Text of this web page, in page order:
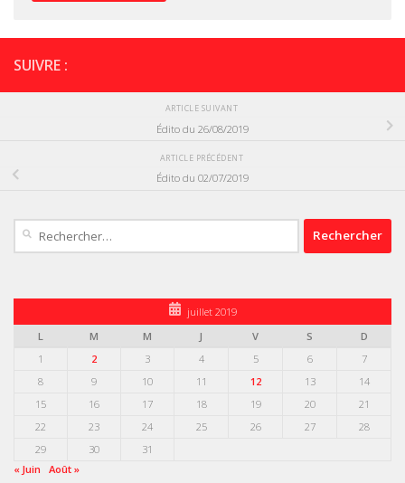
SUIVRE :
ARTICLE SUIVANT
Édito du 26/08/2019
ARTICLE PRÉCÉDENT
Édito du 02/07/2019
Rechercher :
juillet 2019
L
M M J V S
D
1
2 3 4 5 6
7
8
9 10 11 12 13
14
15
16 17 18 19 20
21
22
23 24 25 26 27
28
29
30
31
« Juin
Août »